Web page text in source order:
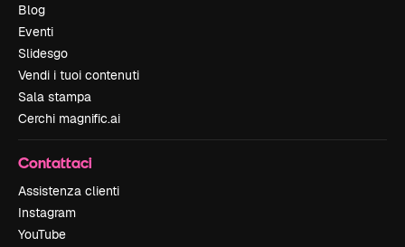
Blog
Eventi
Slidesgo
Vendi i tuoi contenuti
Sala stampa
Cerchi magnific.ai
Contattaci
Assistenza clienti
Instagram
YouTube